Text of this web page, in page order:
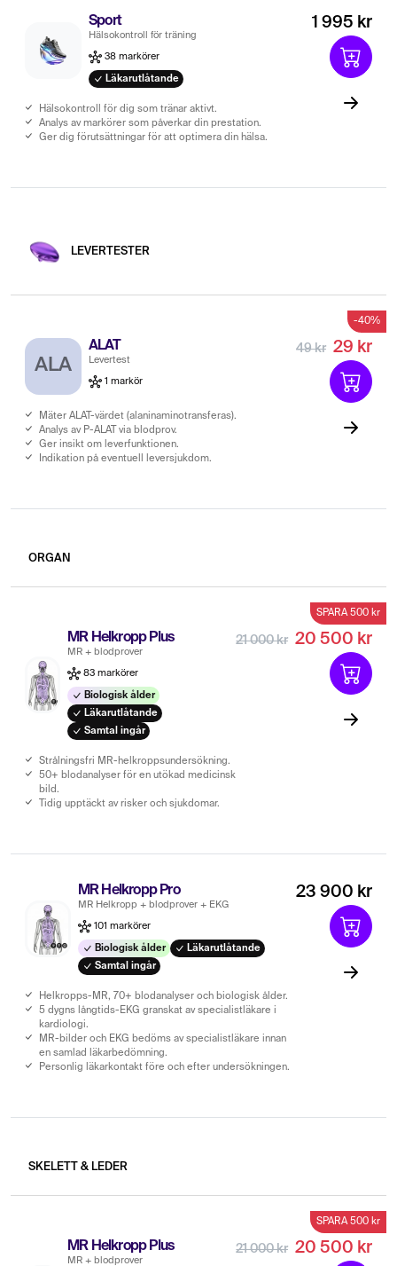
Sport
Hälsokontroll för träning
38 markörer
Läkarutlåtande
Hälsokontroll för dig som tränar aktivt.
Analys av markörer som påverkar din prestation.
Ger dig förutsättningar för att optimera din hälsa.
1 995 kr
LEVERTESTER
-40%
ALA
ALAT
Levertest
1 markör
Mäter ALAT-värdet (alaninaminotransferas).
Analys av P-ALAT via blodprov.
Ger insikt om leverfunktionen.
Indikation på eventuell leversjukdom.
49 kr 29 kr
ORGAN
SPARA 500 kr
MR Helkropp Plus
MR + blodprover
83 markörer
Biologisk ålder
Läkarutlåtande
Samtal ingår
Strålningsfri MR-helkroppsundersökning.
50+ blodanalyser för en utökad medicinsk
bild.
Tidig upptäckt av risker och sjukdomar.
21 000 kr 20 500 kr
MR Helkropp Pro
MR Helkropp + blodprover + EKG
101 markörer
Biologisk ålder
Läkarutlåtande
Samtal ingår
Helkropps-MR, 70+ blodanalyser och biologisk ålder.
5 dygns långtids-EKG granskat av specialistläkare i
kardiologi.
MR-bilder och EKG bedöms av specialistläkare innan
en samlad läkarbedömning.
Personlig läkarkontakt före och efter undersökningen.
23 900 kr
SKELETT & LEDER
SPARA 500 kr
MR Helkropp Plus
MR + blodprover
21 000 kr 20 500 kr